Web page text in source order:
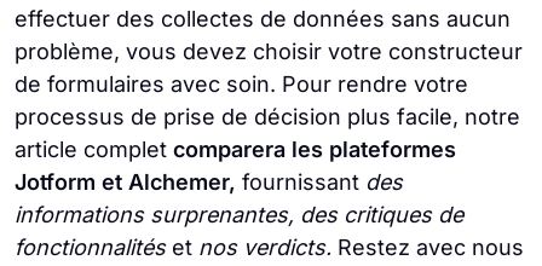
effectuer des collectes de données sans aucun
problème, vous devez choisir votre constructeur
de formulaires avec soin. Pour rendre votre
processus de prise de décision plus facile, notre
article complet comparera les plateformes
Jotform et Alchemer, fournissant des
informations surprenantes, des critiques de
fonctionnalitéset nos verdicts. Restez avec nous